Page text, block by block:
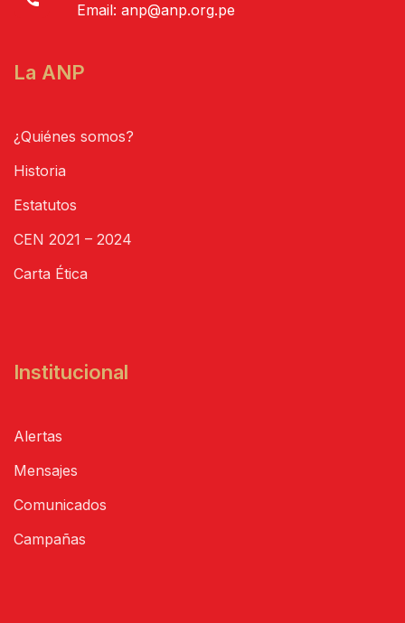
Email: anp@anp.org.pe
La ANP
¿Quiénes somos?
Historia
Estatutos
CEN 2021 – 2024
Carta Ética
Institucional
Alertas
Mensajes
Comunicados
Campañas